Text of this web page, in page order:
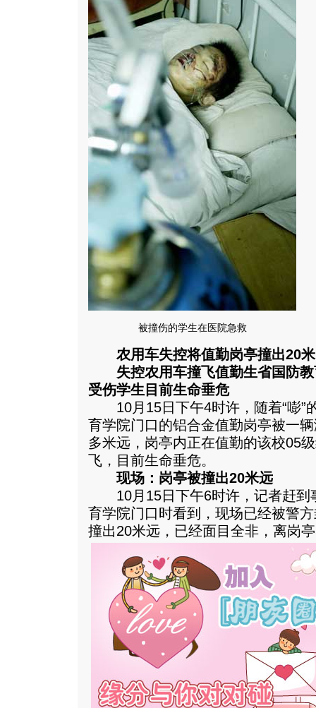
被撞伤的学生在医院急救
农用车失控将值勤岗亭撞出20米
失控农用车撞飞值勤生省国防教
受伤学生目前生命垂危
10月15日下午4时许，随着“嘭”
育学院门口的铝合金值勤岗亭被一
多米远，岗亭内正在值勤的该校05
飞，目前生命垂危。
现场：岗亭被撞出20米远
10月15日下午6时许，记者赶到
育学院门口时看到，现场已经被警
撞出20米远，已经面目全非，离岗